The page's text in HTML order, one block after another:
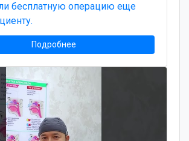
бесплатную операцию еще
Подробнее